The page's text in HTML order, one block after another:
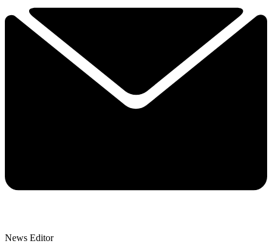
News Editor